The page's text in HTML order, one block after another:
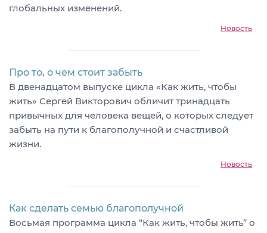
глобальных изменений.
Новость
Про то, о чем стоит забыть
В двенадцатом выпуске цикла «Как жить, чтобы
жить» Сергей Викторович обличит тринадцать
привычных для человека вещей, о которых следует
забыть на пути к благополучной и счастливой
жизни.
Новость
Как сделать семью благополучной
Восьмая программа цикла “Как жить, чтобы жить” о